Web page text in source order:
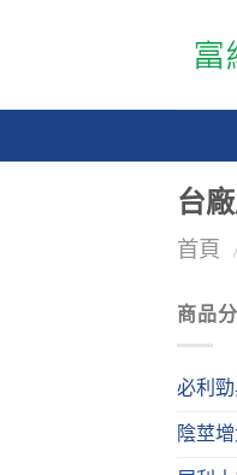
台
首頁
商品
必利勁
陰莖